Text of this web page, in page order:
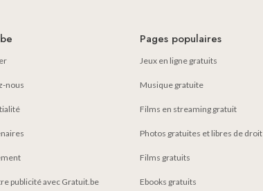
nous
publicité avec Gratuit.be
Pages populaires
Jeux en ligne gratuits
Musique gratuite
Films en streaming gratuit
Photos gratuites et libres de droit
Films gratuits
Ebooks gratuits